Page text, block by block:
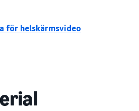
för helskärmsvideo